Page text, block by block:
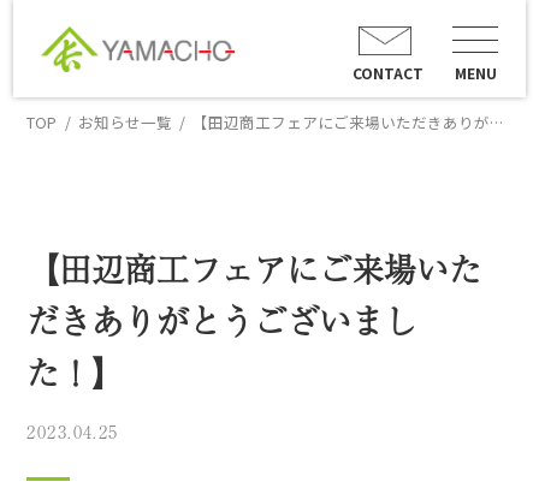
MENU
CONTACT
TOP お知らせ一覧 【田辺商工フェアにご来場いただきありがとうございました！】
【田辺商工フェアにご来場いた
だきありがとうございまし
た！】
2023.04.25